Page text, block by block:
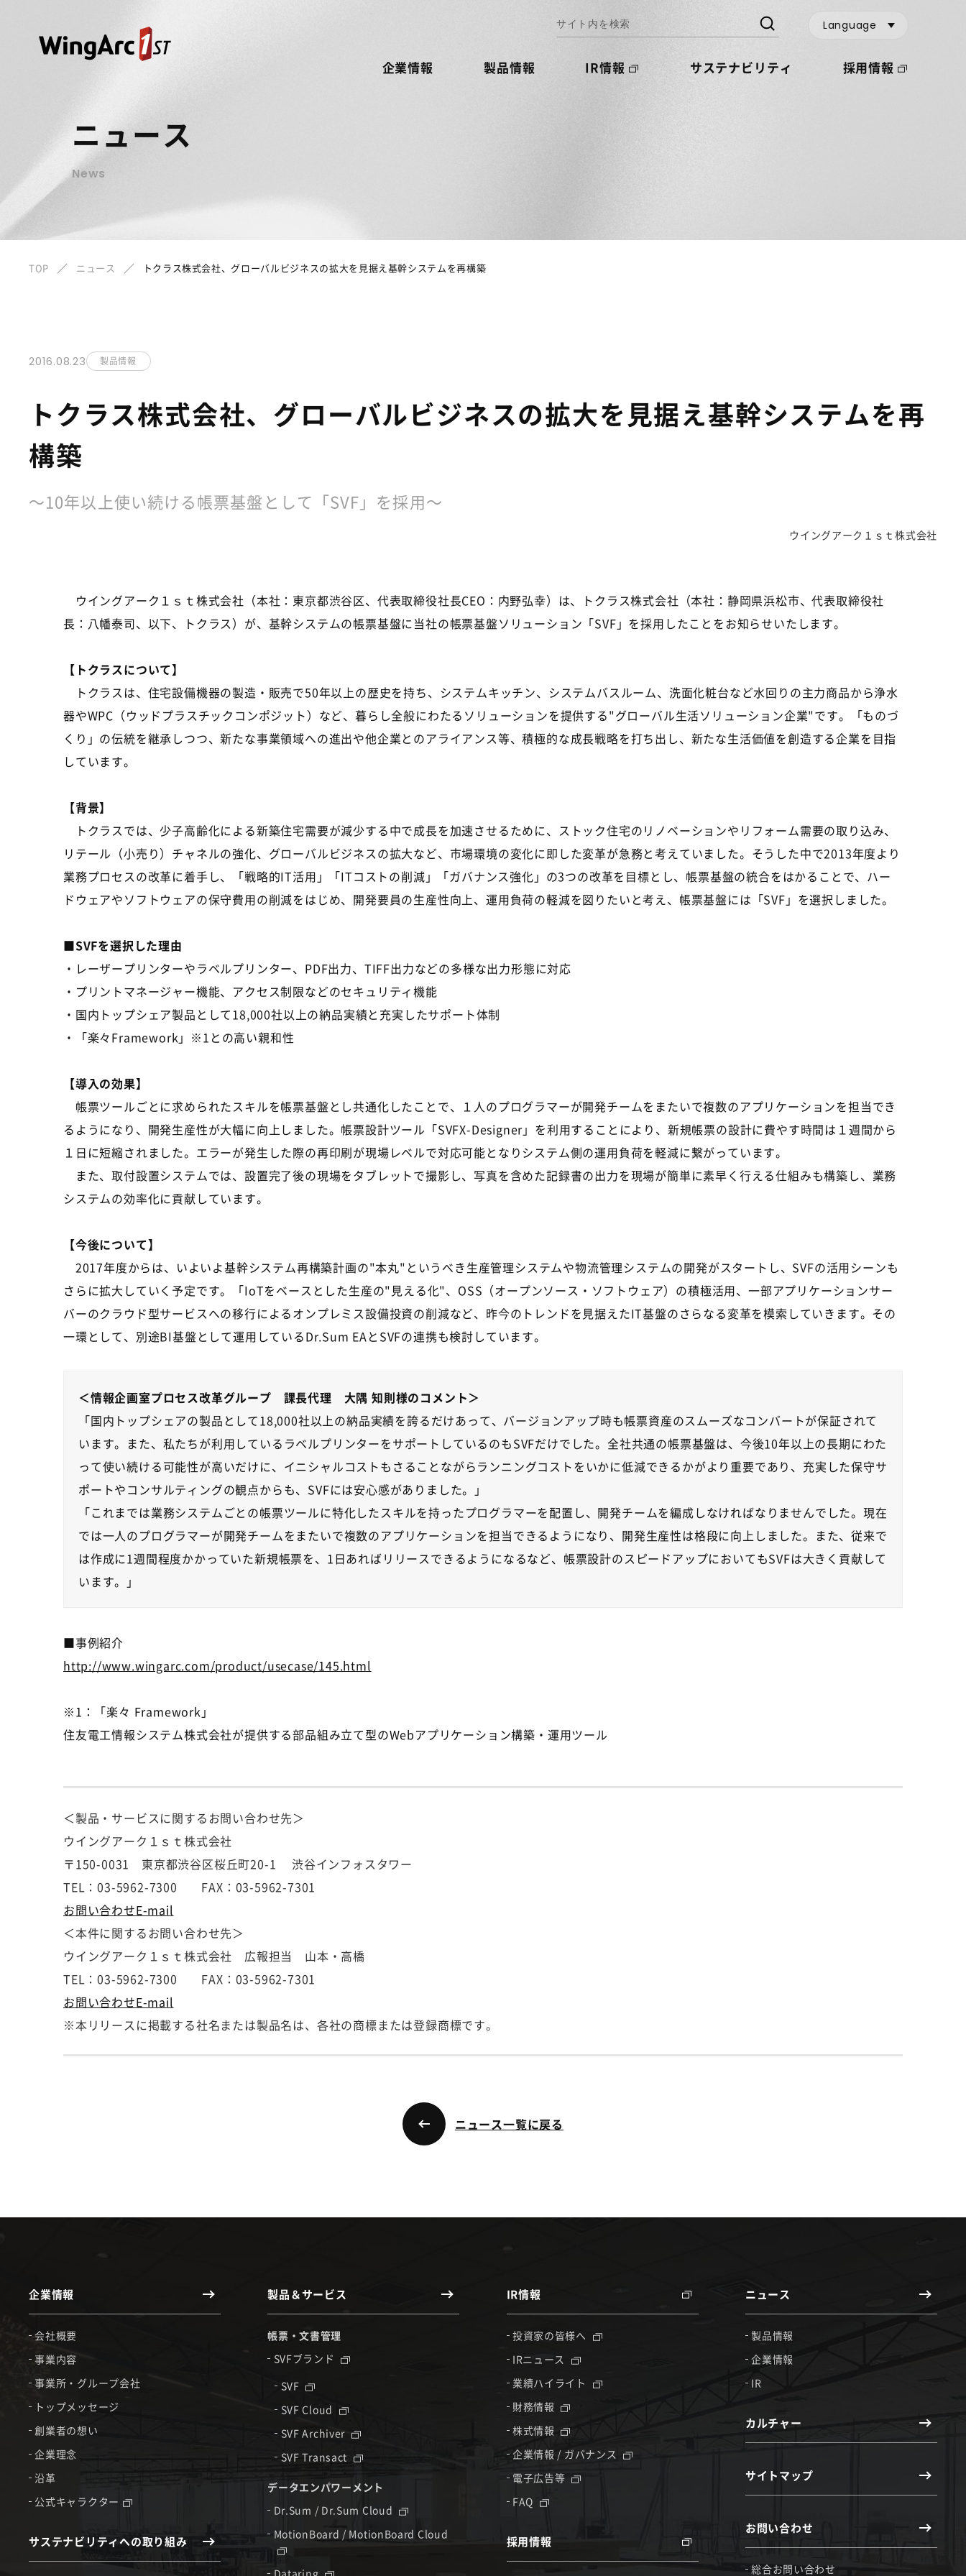
企業情報 製品情報 IR情報 サステナビリティ 採用情報
Language
ニュース
News
TOP ニュース トクラス株式会社、グローバルビジネスの拡大を見据え基幹システムを再構築
2016.08.23 製品情報
トクラス株式会社、グローバルビジネスの拡大を見据え基幹システムを再
構築
～10年以上使い続ける帳票基盤として「SVF」を採用～
ウイングアーク１ｓｔ株式会社
ウイングアーク１ｓｔ株式会社（本社：東京都渋谷区、代表取締役社長CEO：内野弘幸）は、トクラス株式会社（本社：静岡県浜松市、代表取締役社
長：八幡泰司、以下、トクラス）が、基幹システムの帳票基盤に当社の帳票基盤ソリューション「SVF」を採用したことをお知らせいたします。
【トクラスについて】
トクラスは、住宅設備機器の製造・販売で50年以上の歴史を持ち、システムキッチン、システムバスルーム、洗面化粧台など水回りの主力商品から浄水
器やWPC（ウッドプラスチックコンポジット）など、暮らし全般にわたるソリューションを提供する"グローバル生活ソリューション企業"です。「ものづ
くり」の伝統を継承しつつ、新たな事業領域への進出や他企業とのアライアンス等、積極的な成長戦略を打ち出し、新たな生活価値を創造する企業を目指
しています。
【背景】
トクラスでは、少子高齢化による新築住宅需要が減少する中で成長を加速させるために、ストック住宅のリノベーションやリフォーム需要の取り込み、
リテール（小売り）チャネルの強化、グローバルビジネスの拡大など、市場環境の変化に即した変革が急務と考えていました。そうした中で2013年度より
業務プロセスの改革に着手し、「戦略的IT活用」「ITコストの削減」「ガバナンス強化」の3つの改革を目標とし、帳票基盤の統合をはかることで、ハー
ドウェアやソフトウェアの保守費用の削減をはじめ、開発要員の生産性向上、運用負荷の軽減を図りたいと考え、帳票基盤には「SVF」を選択しました。
■SVFを選択した理由
・レーザープリンターやラベルプリンター、PDF出力、TIFF出力などの多様な出力形態に対応
・プリントマネージャー機能、アクセス制限などのセキュリティ機能
・国内トップシェア製品として18,000社以上の納品実績と充実したサポート体制
・「楽々Framework」※1との高い親和性
【導入の効果】
帳票ツールごとに求められたスキルを帳票基盤とし共通化したことで、１人のプログラマーが開発チームをまたいで複数のアプリケーションを担当でき
るようになり、開発生産性が大幅に向上しました。帳票設計ツール「SVFX-Designer」を利用することにより、新規帳票の設計に費やす時間は１週間から
１日に短縮されました。エラーが発生した際の再印刷が現場レベルで対応可能となりシステム側の運用負荷を軽減に繋がっています。
また、取付設置システムでは、設置完了後の現場をタブレットで撮影し、写真を含めた記録書の出力を現場が簡単に素早く行える仕組みも構築し、業務
システムの効率化に貢献しています。
【今後について】
2017年度からは、いよいよ基幹システム再構築計画の"本丸"というべき生産管理システムや物流管理システムの開発がスタートし、SVFの活用シーンも
さらに拡大していく予定です。「IoTをベースとした生産の"見える化"、OSS（オープンソース・ソフトウェア）の積極活用、一部アプリケーションサー
バーのクラウド型サービスへの移行によるオンプレミス設備投資の削減など、昨今のトレンドを見据えたIT基盤のさらなる変革を模索していきます。その
一環として、別途BI基盤として運用しているDr.Sum EAとSVFの連携も検討しています。
＜情報企画室プロセス改革グループ 課長代理 大隅 知則様のコメント＞
「国内トップシェアの製品として18,000社以上の納品実績を誇るだけあって、バージョンアップ時も帳票資産のスムーズなコンバートが保証されて
います。また、私たちが利用しているラベルプリンターをサポートしているのもSVFだけでした。全社共通の帳票基盤は、今後10年以上の長期にわた
って使い続ける可能性が高いだけに、イニシャルコストもさることながらランニングコストをいかに低減できるかがより重要であり、充実した保守サ
ポートやコンサルティングの観点からも、SVFには安心感がありました。」
「これまでは業務システムごとの帳票ツールに特化したスキルを持ったプログラマーを配置し、開発チームを編成しなければなりませんでした。現在
では一人のプログラマーが開発チームをまたいで複数のアプリケーションを担当できるようになり、開発生産性は格段に向上しました。また、従来で
は作成に1週間程度かかっていた新規帳票を、1日あればリリースできるようになるなど、帳票設計のスピードアップにおいてもSVFは大きく貢献して
います。」
■事例紹介
http://www.wingarc.com/product/usecase/145.html
※1：「楽々 Framework」
住友電工情報システム株式会社が提供する部品組み立て型のWebアプリケーション構築・運用ツール
＜製品・サービスに関するお問い合わせ先＞
ウイングアーク１ｓｔ株式会社
〒150-0031 東京都渋谷区桜丘町20-1 渋谷インフォスタワー
TEL：03-5962-7300 FAX：03-5962-7301
お問い合わせE-mail
＜本件に関するお問い合わせ先＞
ウイングアーク１ｓｔ株式会社 広報担当 山本・高橋
TEL：03-5962-7300 FAX：03-5962-7301
お問い合わせE-mail
※本リリースに掲載する社名または製品名は、各社の商標または登録商標です。
ニュース一覧に戻る
企業情報
会社概要
事業内容
事業所・グループ会社
トップメッセージ
創業者の想い
企業理念
沿革
公式キャラクター
サステナビリティへの取り組み
製品＆サービス
帳票・文書管理
SVFブランド
SVF
SVF Cloud
SVF Archiver
SVF Transact
データエンパワーメント
Dr.Sum / Dr.Sum Cloud
MotionBoard / MotionBoard Cloud
Dataring
IR情報
投資家の皆様へ
IRニュース
業績ハイライト
財務情報
株式情報
企業情報 / ガバナンス
電子広告等
FAQ
採用情報
ニュース
製品情報
企業情報
IR
カルチャー
サイトマップ
お問い合わせ
総合お問い合わせ